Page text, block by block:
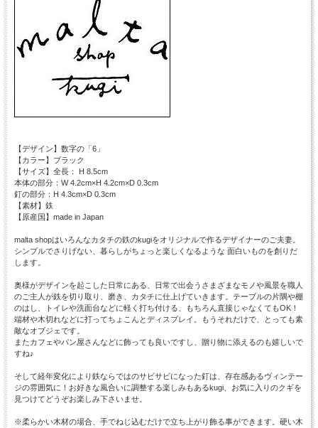
【デザイン】数字の「6」
【カラー】ブラック
【サイズ】全長： H 8.5cm
本体の部分：W 4.2cm×H 4.2cm×D 0.3cm
釘の部分：H 4.3cm×D 0.3cm
【素材】鉄
【原産国】made in Japan
malta shopはいろんなカタチの鉄のkugiをオリジナルで作るデザイナーのご夫妻。
シンプルでさりげない、暮らしがちょっと楽しくなるような 面白いものを創りだ
します。
奥様がデザインを起こした日常にある、日常で出会うさまざまなモノや風景を職人
のご主人が鉄を切り取り、磨き、カタチに仕上げていきます。テーブルの片隅や棚
のはし、トイレや洗面台などに軽く打ち付ける、もちろん直接じゃなくてもOK！
端材や木切れなどに打ってちょこんとディスプレイ。もうそれだけで、とっても素
敵なオブジェです。
またカフェやパン屋さんなどに飾っても良いですし、贈り物に添えるのも嬉しいで
すね♪
そして経年変化により鉄ならではのサビサビになった釘は、存在感あるヴィンテー
ジの雰囲気に！お好きな風合いに調整する楽しみもあるkugi、お気に入りのクギを
見つけてどうぞお楽しみ下さいませ。
※柔らかい木材の場合、手でねじ込むだけで立ち上がり飾る事ができます。硬い木